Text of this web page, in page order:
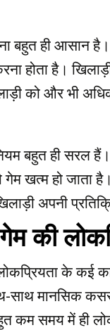
बहुत ही आसान है।
होता है।
को और भी
बहुत ही सरल हैं।
गेम खत्म हो
अपनी
की
के कई
साथ मानसिक
कम समय में ही